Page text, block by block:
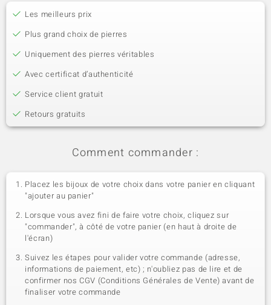
Les meilleurs prix
Plus grand choix de pierres
Uniquement des pierres véritables
Avec certificat d’authenticité
Service client gratuit
Retours gratuits
Comment commander :
Placez les bijoux de votre choix dans votre panier en cliquant
"ajouter au panier"
Lorsque vous avez fini de faire votre choix, cliquez sur
"commander", à côté de votre panier (en haut à droite de
l'écran)
Suivez les étapes pour valider votre commande (adresse,
informations de paiement, etc) ; n'oubliez pas de lire et de
confirmer nos CGV (Conditions Générales de Vente) avant de
finaliser votre commande